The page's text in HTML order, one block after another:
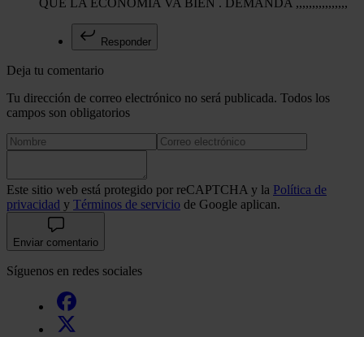
QUE LA ECONOMIA VA BIEN . DEMANDA ,,,,,,,,,,,,,,,,
Responder
Deja tu comentario
Tu dirección de correo electrónico no será publicada. Todos los
campos son obligatorios
Este sitio web está protegido por reCAPTCHA y la Política de
privacidad y Términos de servicio de Google aplican.
Enviar comentario
Síguenos en redes sociales